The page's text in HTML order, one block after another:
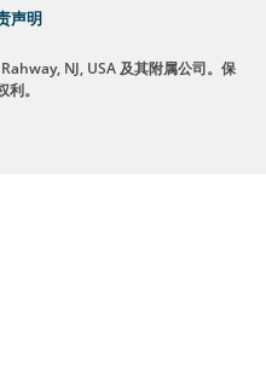
声明
NJ, USA 及其附属公司。保
利。